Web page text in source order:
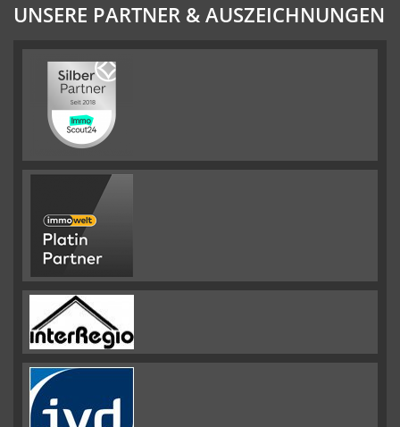
UNSERE PARTNER & AUSZEICHNUNGEN